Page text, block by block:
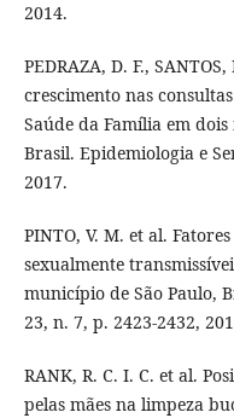
2014.
PEDRAZA, D. F.,
crescimento nas
Saúde da Família em
Brasil. Epidemiologia e
2017.
PINTO, V. M. et al.
sexualmente
município de São Paulo,
23, n. 7, p. 2423-2432,
RANK, R. C. I. C. et al.
pelas mães na limpeza